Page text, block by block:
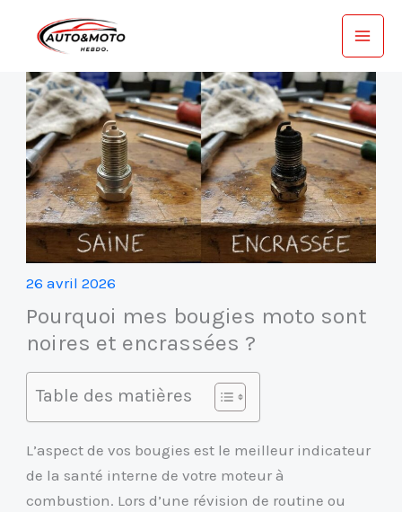
26 avril 2026
Pourquoi mes bougies moto sont
noires et encrassées ?
Table des matières
L’aspect de vos bougies est le meilleur indicateur
de la santé interne de votre moteur à
combustion. Lors d’une révision de routine ou